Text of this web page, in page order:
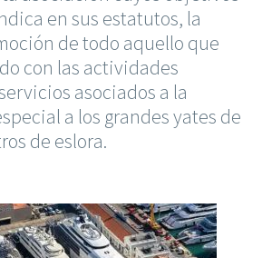
en sus estatutos, la
de todo aquello que
con las actividades
asociados a la
a los grandes yates de
de eslora.